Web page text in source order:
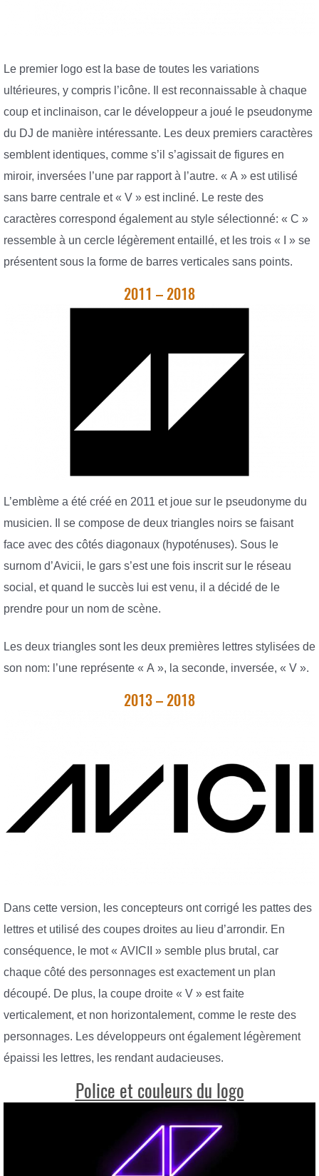
Le premier logo est la base de toutes les variations
ultérieures, y compris l’icône. Il est reconnaissable à chaque
coup et inclinaison, car le développeur a joué le pseudonyme
du DJ de manière intéressante. Les deux premiers caractères
semblent identiques, comme s’il s’agissait de figures en
miroir, inversées l’une par rapport à l’autre. « A » est utilisé
sans barre centrale et « V » est incliné. Le reste des
caractères correspond également au style sélectionné: « C »
ressemble à un cercle légèrement entaillé, et les trois « I » se
présentent sous la forme de barres verticales sans points.
2011 – 2018
L’emblème a été créé en 2011 et joue sur le pseudonyme du
musicien. Il se compose de deux triangles noirs se faisant
face avec des côtés diagonaux (hypoténuses). Sous le
surnom d’Avicii, le gars s’est une fois inscrit sur le réseau
social, et quand le succès lui est venu, il a décidé de le
prendre pour un nom de scène.
Les deux triangles sont les deux premières lettres stylisées de
son nom: l’une représente « A », la seconde, inversée, « V ».
2013 – 2018
Dans cette version, les concepteurs ont corrigé les pattes des
lettres et utilisé des coupes droites au lieu d’arrondir. En
conséquence, le mot « AVICII » semble plus brutal, car
chaque côté des personnages est exactement un plan
découpé. De plus, la coupe droite « V » est faite
verticalement, et non horizontalement, comme le reste des
personnages. Les développeurs ont également légèrement
épaissi les lettres, les rendant audacieuses.
Police et couleurs du logo